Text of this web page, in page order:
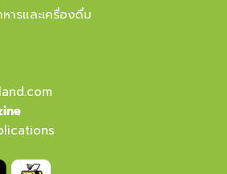
ารและเครื่องดื่ม